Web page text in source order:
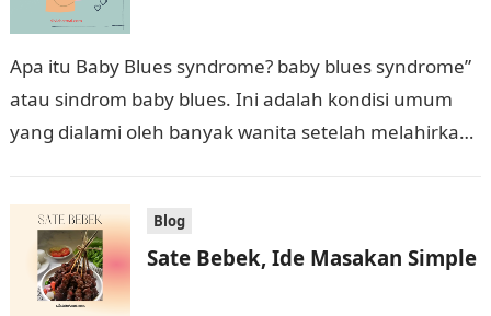
Apa itu Baby Blues syndrome? baby blues syndrome”
atau sindrom baby blues. Ini adalah kondisi umum
yang dialami oleh banyak wanita setelah melahirkan.
Blog
Sate Bebek, Ide Masakan Simple